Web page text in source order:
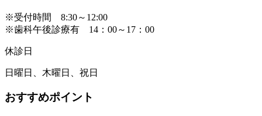
※受付時間 8:30～12:00
※歯科午後診療有 14：00～17：00
休診日
日曜日、木曜日、祝日
おすすめポイント